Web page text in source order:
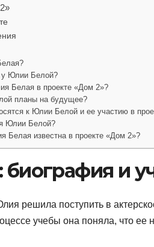
у Юлии Белой?
Белая в проекте «Дом 2»?
планы на будущее?
к Юлии Белой и ее участию в
Юлии Белой?
Белая известна в проекте «Дом 2»?
и
решила поступить в
учебы она поняла, что